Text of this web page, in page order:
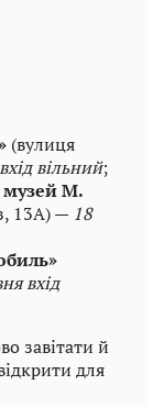
(вулиця
вільний;
музей М.
13А) — 18
вхід
завітати й
для